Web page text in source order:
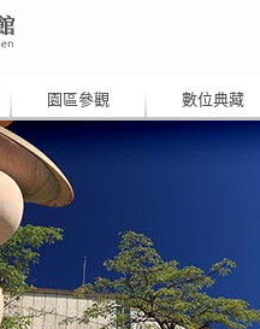
園區參觀 數位典藏